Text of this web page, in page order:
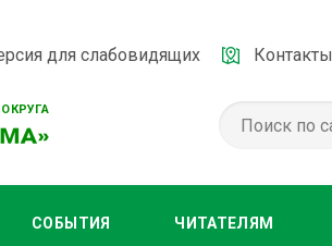
для слабовидящих Контакты
СОБЫТИЯ ЧИТАТЕЛЯМ